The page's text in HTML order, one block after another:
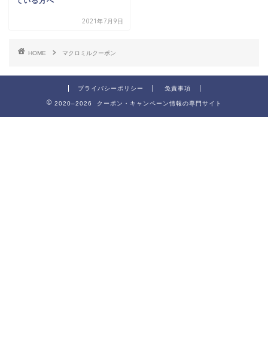
2021年7月9日
HOME マクロミルクーポン
プライバシーポリシー 免責事項
2020–2026 クーポン・キャンペーン情報の専門サイト